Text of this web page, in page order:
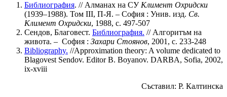
Библиография. // Алманах на СУ Климент Охридски
(1939–1988). Том ІII, П-Я. – София : Унив. изд. Св.
Климент Охридски, 1988, с. 497-507
Сендов, Благовест. Библиография. // Алгоритъм на
живота. – София : Захари Стоянов, 2001, с. 233-248
Bibliography. //Approximation theory: A volume dedicated to
Blagovest Sendov. Editor B. Boyanov. DARBA, Sofia, 2002,
ix-xviii
Съставил: Р. Калтинска